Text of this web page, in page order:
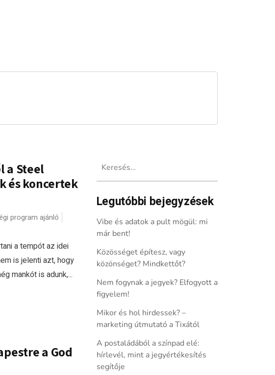
a Steel
és koncertek
program ajánló
a tempót az idei
is jelenti azt, hogy
mankót is adunk,...
a God
Legutóbbi bejegyzések
Vibe és adatok a pult mögül: mi
már bent!
Közösséget építesz, vagy
közönséget? Mindkettőt?
Nem fogynak a jegyek? Elfogyott a
figyelem!
Mikor és hol hirdessek? –
marketing útmutató a Tixától
A postaládából a színpad elé:
hírlevél, mint a jegyértékesítés
segítője